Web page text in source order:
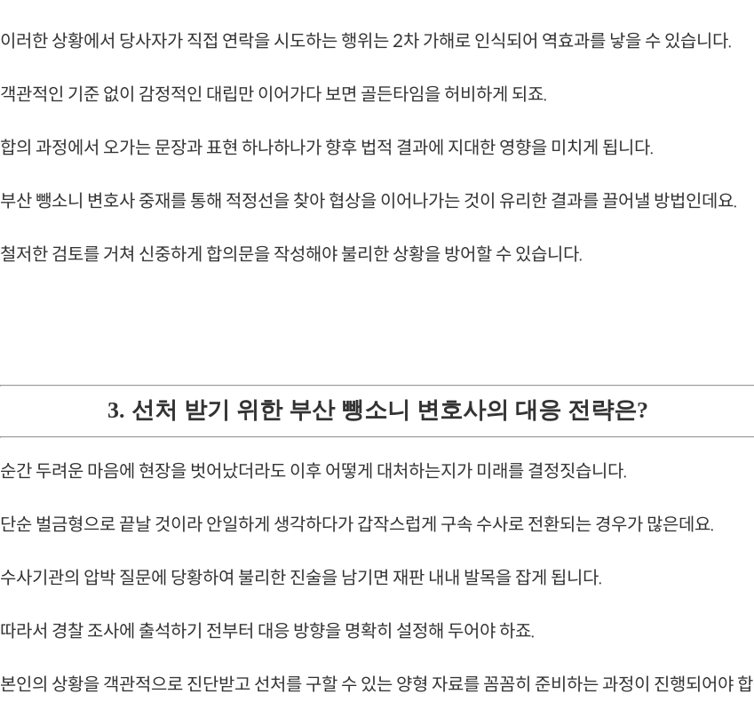
이러한 상황에서 당사자가 직접 연락을 시도하는 행위는 2차 가해로 인식되어 역효과를 낳을 수 있습니다.
객관적인 기준 없이 감정적인 대립만 이어가다 보면 골든타임을 허비하게 되죠.
합의 과정에서 오가는 문장과 표현 하나하나가 향후 법적 결과에 지대한 영향을 미치게 됩니다.
부산 뺑소니 변호사 중재를 통해 적정선을 찾아 협상을 이어나가는 것이 유리한 결과를 끌어낼 방법인데요.
철저한 검토를 거쳐 신중하게 합의문을 작성해야 불리한 상황을 방어할 수 있습니다.
3. 선처 받기 위한 부산 뺑소니 변호사의 대응 전략은?
순간 두려운 마음에 현장을 벗어났더라도 이후 어떻게 대처하는지가 미래를 결정짓습니다.
단순 벌금형으로 끝날 것이라 안일하게 생각하다가 갑작스럽게 구속 수사로 전환되는 경우가 많은데요.
수사기관의 압박 질문에 당황하여 불리한 진술을 남기면 재판 내내 발목을 잡게 됩니다.
따라서 경찰 조사에 출석하기 전부터 대응 방향을 명확히 설정해 두어야 하죠.
본인의 상황을 객관적으로 진단받고 선처를 구할 수 있는 양형 자료를 꼼꼼히 준비하는 과정이 진행되어야 합